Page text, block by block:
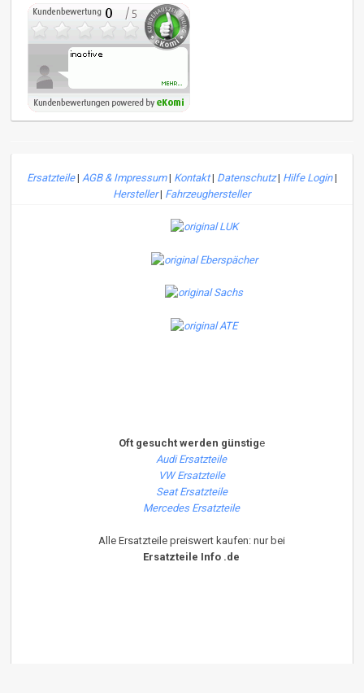
Ersatzteile| AGB & Impressum| Kontakt| Datenschutz| Hilfe Login|
Hersteller| Fahrzeughersteller
Oft gesucht werden günstige
Audi Ersatzteile
VW Ersatzteile
Seat Ersatzteile
Mercedes Ersatzteile
Alle Ersatzteile preiswert kaufen: nur bei
Ersatzteile Info .de